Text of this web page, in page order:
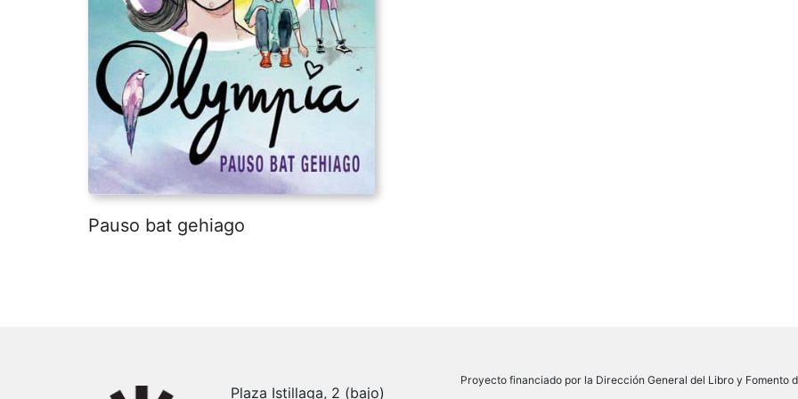
Pauso bat gehiago
Plaza Istillaga, 2 (bajo)
Proyecto financiado por la Dirección General del Libro y Fomento